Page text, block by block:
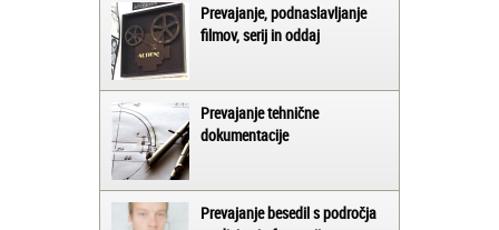
Prevajanje, podnaslavljanje
filmov, serij in oddaj
Prevajanje tehnične
dokumentacije
Prevajanje besedil s področja